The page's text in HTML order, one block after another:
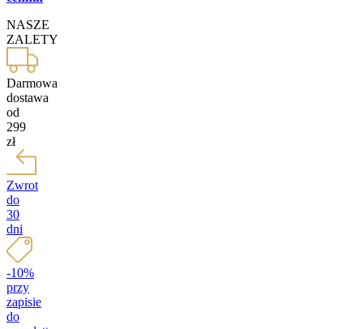
NASZE
ZALETY
Darmowa
dostawa
od
299
zł
Zwrot
do
30
dni
-10%
przy
zapisie
do